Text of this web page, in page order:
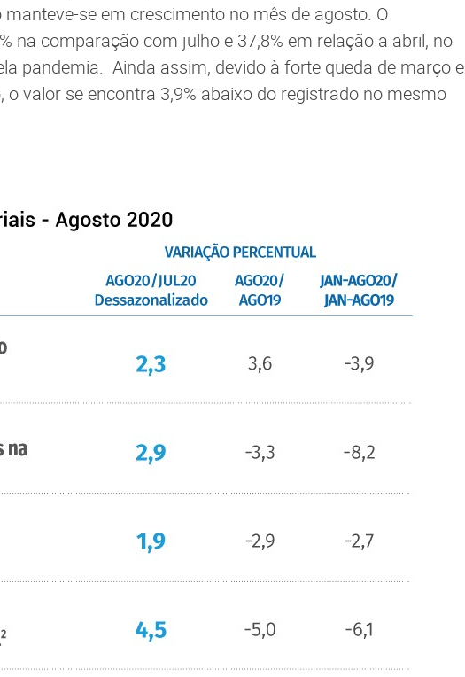
se em crescimento no mês de agosto. O
na comparação com julho e 37,8% em relação a abril, no
pandemia. Ainda assim, devido à forte queda de março e
o valor se encontra 3,9% abaixo do registrado no mesmo